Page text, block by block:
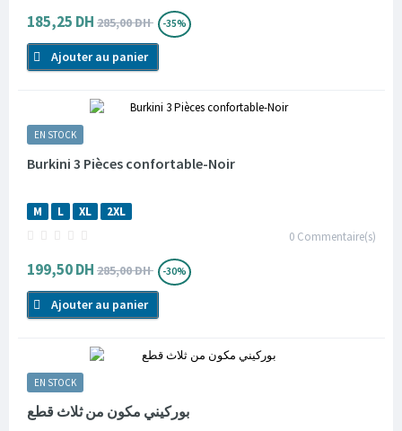
185,25 DH 285,00 DH -35%
Ajouter au panier
EN STOCK
Burkini 3 Pièces confortable-Noir
M L XL
2XL
0 Commentaire(s)
199,50 DH 285,00 DH -30%
Ajouter au panier
EN STOCK
بوركيني مكون من ثلاث قطع